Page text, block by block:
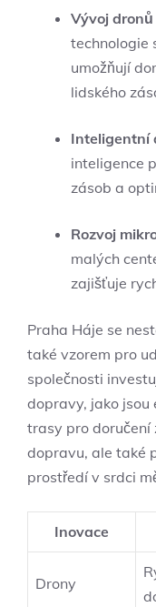
Vývoj
technologie
umožňují
lidského
Inteligentní
inteligence
zásob a
Rozvoj
malých
zajišťuje
Praha Háje se
také vzorem pro
společnosti
dopravy, jako jsou
trasy pro doručení
dopravu, ale také
prostředí v srdci
Inovace
Drony